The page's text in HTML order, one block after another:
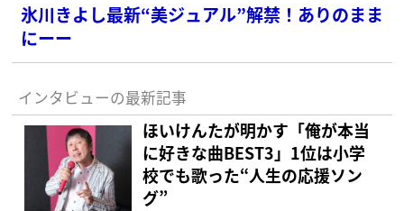
氷川きよし最新“美ジュアル”解禁！ありのまま
にーー
インタビューの最新記事
ほいけんたが明かす「俺が本当
に好きな曲BEST3」1位は小学
校でも歌った“人生の応援ソン
グ”